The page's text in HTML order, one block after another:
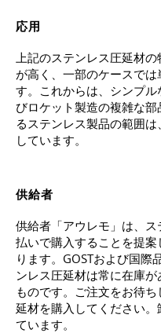
応用
上記のステンレス圧延材
が高く、一部のケースで
す。これからは、シンプ
びロケット製造の複雑な
るステンレス製品の範囲
しています。
供給者
供給者「アウレモ」は、
払いで購入することを提
ります。GOSTおよび国際
ンレス圧延材は常に在庫
ものです。ご注文をお待
延材を購入してください
ています。